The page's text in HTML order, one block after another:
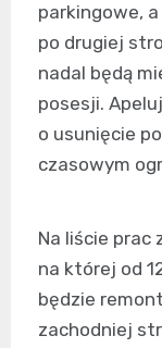
parkingowe,
po drugiej
nadal będą
posesji.
o usunięcie
czasowym
Na liście prac
na której od
będzie
zachodniej